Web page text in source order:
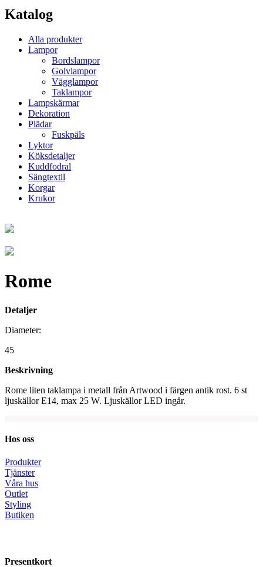
Katalog
Alla produkter
Lampor
Bordslampor
Golvlampor
Vägglampor
Taklampor
Lampskärmar
Dekoration
Plädar
Fuskpäls
Lyktor
Köksdetaljer
Kuddfodral
Sängtextil
Korgar
Krukor
Rome
Detaljer
Diameter:
45
Beskrivning
Rome liten taklampa i metall från Artwood i färgen antik rost. 6 st
ljuskällor E14, max 25 W. Ljuskällor LED ingår.
Hos oss
Produkter
Tjänster
Våra hus
Outlet
Styling
Butiken
Presentkort